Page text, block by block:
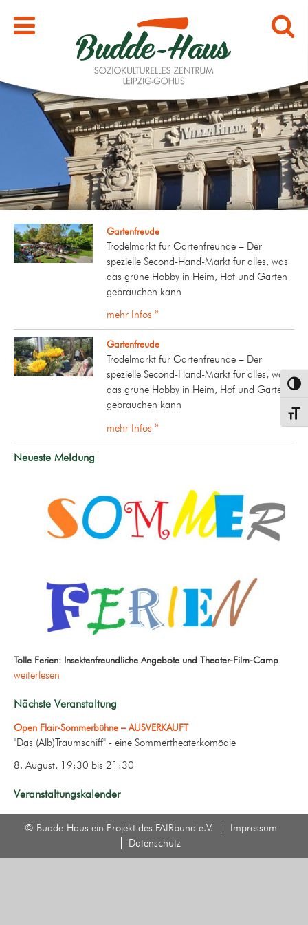
Gartenfreude
Trödelmarkt für Gartenfreunde – Der
spezielle Second-Hand-Markt für alles, was
das grüne Hobby in Heim, Hof und Garten
gebrauchen kann
mehr Infos »
Gartenfreude
Trödelmarkt für Gartenfreunde – Der
spezielle Second-Hand-Markt für alles, was
das grüne Hobby in Heim, Hof und Garten
gebrauchen kann
mehr Infos »
Neueste Meldung
Tolle Ferien: Insektenfreundliche Angebote und Theater-Film-Camp
weiterlesen
Nächste Veranstaltung
Open Flair-Sommerbühne – AUSVERKAUFT
"Das (Alb)Traumschiff" - eine Sommertheaterkomödie
8. August, 19:30 bis 21:30
Veranstaltungskalender
© Budde-Haus ein Projekt des FAIRbund e.V.
Impressum
Datenschutz